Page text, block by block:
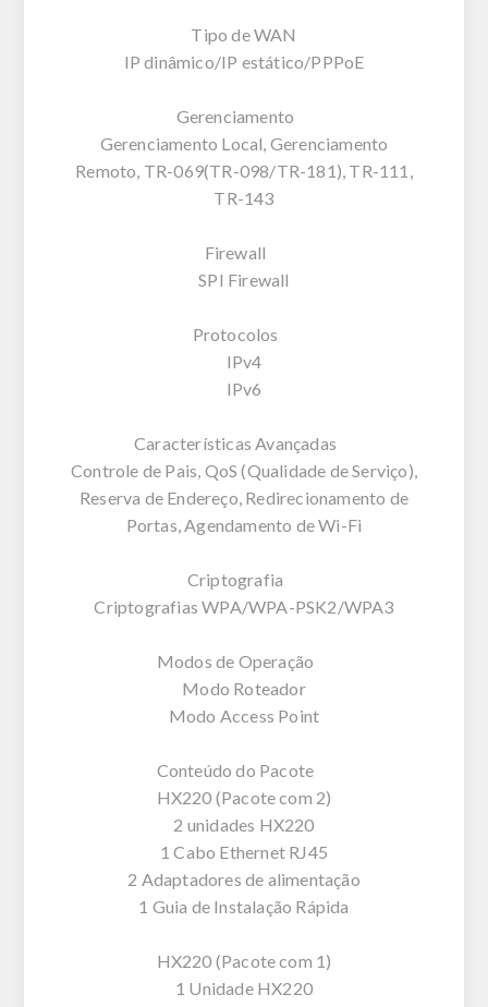
Tipo de WAN
IP dinâmico/IP estático/PPPoE
Gerenciamento
Gerenciamento Local, Gerenciamento
Remoto, TR-069(TR-098/TR-181), TR-111,
TR-143
Firewall
SPI Firewall
Protocolos
IPv4
IPv6
Características Avançadas
Controle de Pais, QoS (Qualidade de Serviço),
Reserva de Endereço, Redirecionamento de
Portas, Agendamento de Wi-Fi
Criptografia
Criptografias WPA/WPA-PSK2/WPA3
Modos de Operação
Modo Roteador
Modo Access Point
Conteúdo do Pacote
HX220 (Pacote com 2)
2 unidades HX220
1 Cabo Ethernet RJ45
2 Adaptadores de alimentação
1 Guia de Instalação Rápida
HX220 (Pacote com 1)
1 Unidade HX220